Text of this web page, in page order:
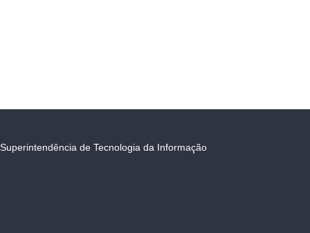
Superintendência de Tecnologia da Informação